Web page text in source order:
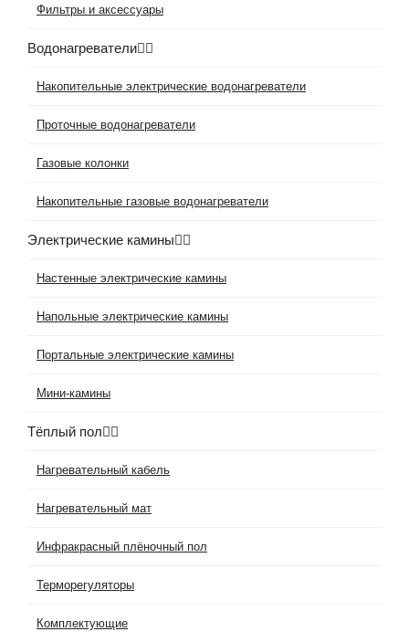
Фильтры и аксессуары
Водонагреватели
Накопительные электрические водонагреватели
Проточные водонагреватели
Газовые колонки
Накопительные газовые водонагреватели
Электрические камины
Настенные электрические камины
Напольные электрические камины
Портальные электрические камины
Мини-камины
Тёплый пол
Нагревательный кабель
Нагревательный мат
Инфракрасный плёночный пол
Терморегуляторы
Комплектующие